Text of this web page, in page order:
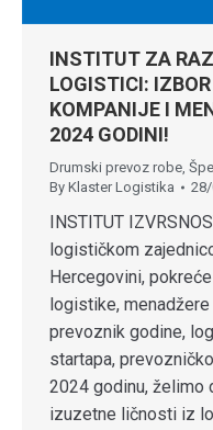
INSTITUT ZA
LOGISTICI:
KOMPANIJE I
2024 GODINI!
Drumski prevoz robe,
By Klaster Logistika
INSTITUT
logističkom
Hercegovini,
logistike,
prevoznik godine,
startapa,
2024 godinu, želimo
izuzetne ličnosti iz